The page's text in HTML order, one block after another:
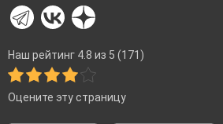
Наш рейтинг 4.8 из 5 (171)
Оцените эту страницу